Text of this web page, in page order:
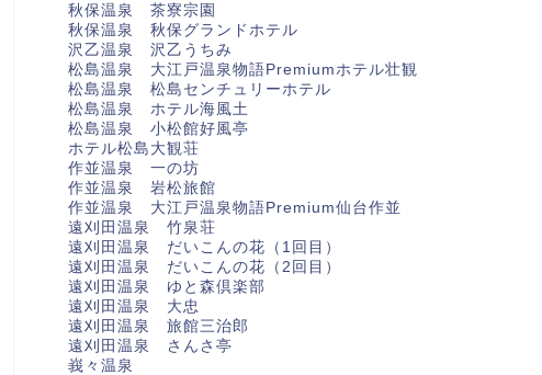
秋保温泉 茶寮宗園
秋保温泉 秋保グランドホテル
沢乙温泉 沢乙うちみ
松島温泉 大江戸温泉物語Premiumホテル壮観
松島温泉 松島センチュリーホテル
松島温泉 ホテル海風土
松島温泉 小松館好風亭
ホテル松島大観荘
作並温泉 一の坊
作並温泉 岩松旅館
作並温泉 大江戸温泉物語Premium仙台作並
遠刈田温泉 竹泉荘
遠刈田温泉 だいこんの花（1回目）
遠刈田温泉 だいこんの花（2回目）
遠刈田温泉 ゆと森倶楽部
遠刈田温泉 大忠
遠刈田温泉 旅館三治郎
遠刈田温泉 さんさ亭
峩々温泉